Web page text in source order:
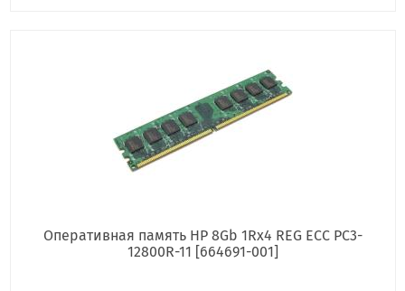
Оперативная память HP 8Gb 1Rx4 REG ECC PC3-
12800R-11 [664691-001]